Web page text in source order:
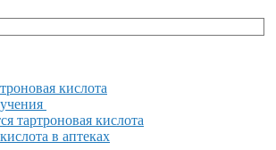
кислота
тартроновая кислота
в аптеках